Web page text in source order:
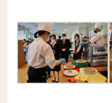
お問